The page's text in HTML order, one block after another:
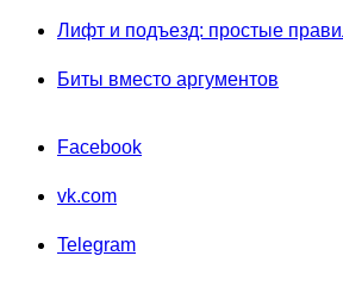
Лифт и подъезд: простые
Биты вместо аргументов
Facebook
vk.com
Telegram